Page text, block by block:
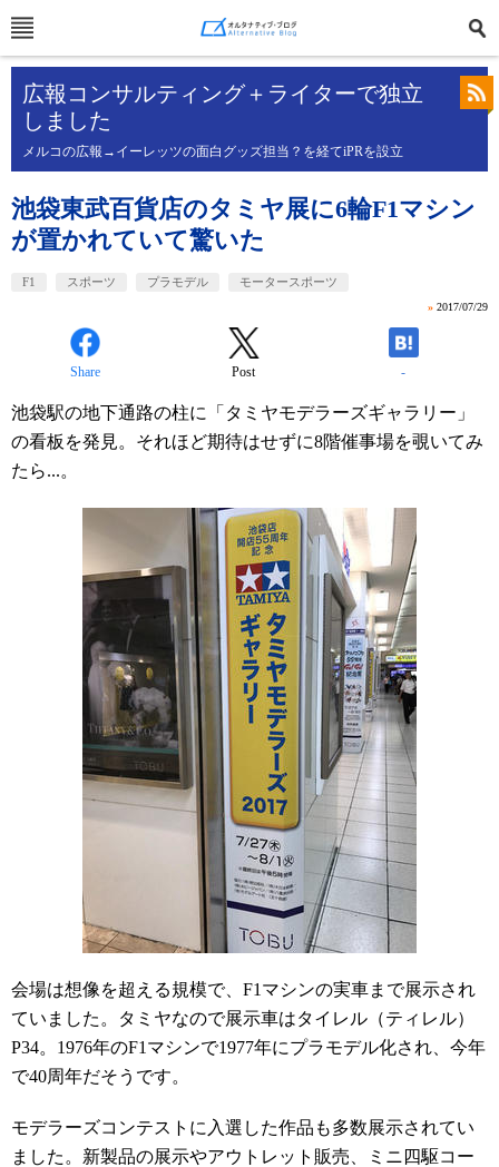
広報コンサルティング＋ライターで独立
しました
メルコの広報→イーレッツの面白グッズ担当？を経てiPRを設立
池袋東武百貨店のタミヤ展に6輪F1マシン
が置かれていて驚いた
F1 スポーツ プラモデル モータースポーツ
» 2017/07/29
Share Post -
池袋駅の地下通路の柱に「タミヤモデラーズギャラリー」
の看板を発見。それほど期待はせずに8階催事場を覗いてみ
たら...。
会場は想像を超える規模で、F1マシンの実車まで展示され
ていました。タミヤなので展示車はタイレル（ティレル）
P34。1976年のF1マシンで1977年にプラモデル化され、今年
で40周年だそうです。
モデラーズコンテストに入選した作品も多数展示されてい
ました。新製品の展示やアウトレット販売、ミニ四駆コー